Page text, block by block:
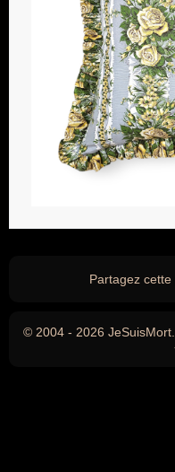
Partagez
© 2004 - 2026